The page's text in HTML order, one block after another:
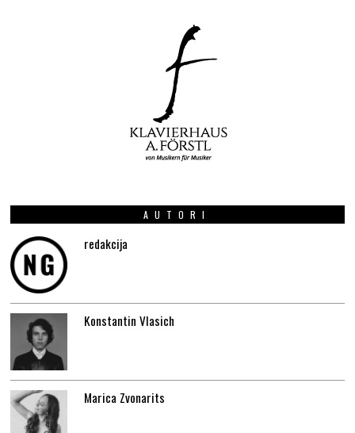
AUTORI
redakcija
Konstantin Vlasich
Marica Zvonarits